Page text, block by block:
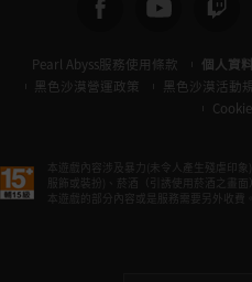
Pearl Abyss服務使用條款 個人資
黑色沙漠營運政策
黑色沙漠活動
本遊戲內容涉及暴力(未令人產生殘虐印
服飾或裝扮)、菸酒（引誘使用菸酒之畫面
本遊戲的部分內容或是服務需要另外收費